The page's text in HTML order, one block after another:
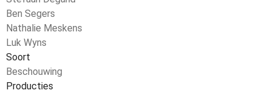
Ben Segers
Nathalie Meskens
Luk Wyns
Soort
Beschouwing
Producties